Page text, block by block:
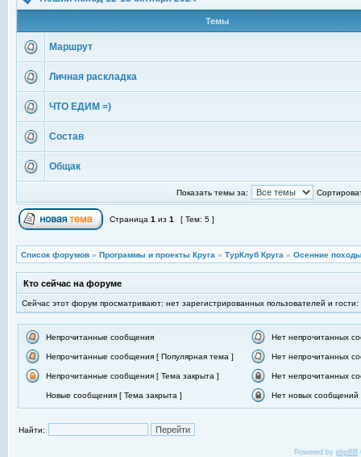
Темы
Маршрут
Личная раскладка
ЧТО ЕДИМ =)
Состав
Общак
Показать темы за:
Страница 1 из 1 [ Тем: 5 ]
Список форумов » Программы и проекты Круга » ТурКлуб Круга » Осенние
Кто сейчас на форуме
Сейчас этот форум просматривают: нет зарегистрированных пользователей и гости:
Непрочитанные сообщения Нет непрочитанных
Непрочитанные сообщения [ Популярная тема ] Нет непрочитанных
Непрочитанные сообщения [ Тема закрыта ] Нет непрочитанных
Новые сообщения [ Тема закрыта ] Нет новых сообщений
Найти:
Powered by phpBB